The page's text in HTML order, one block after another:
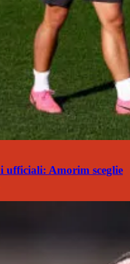
ufficiali: Amorim sceglie